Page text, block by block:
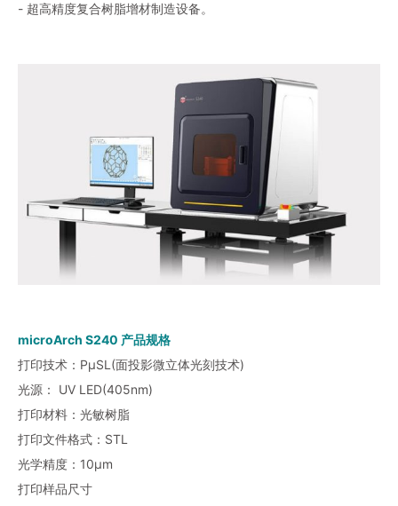
- 超高精度复合树脂增材制造设备。
microArch S240 产品规格
打印技术：PμSL(面投影微立体光刻技术)
光源： UV LED(405nm)
打印材料：光敏树脂
打印文件格式：STL
光学精度：10μm
打印样品尺寸